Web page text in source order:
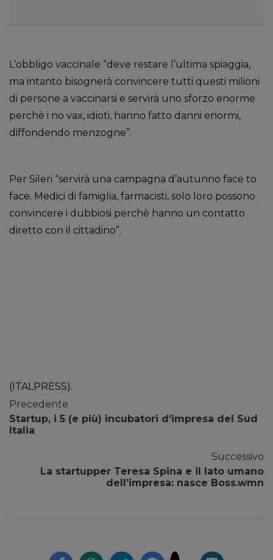
L’obbligo vaccinale “deve restare l’ultima spiaggia,
ma intanto bisognerà convincere tutti questi milioni
di persone a vaccinarsi e servirà uno sforzo enorme
perchè i no vax, idioti, hanno fatto danni enormi,
diffondendo menzogne”.
Per Sileri “servirà una campagna d’autunno face to
face. Medici di famiglia, farmacisti, solo loro possono
convincere i dubbiosi perchè hanno un contatto
diretto con il cittadino”.
(ITALPRESS).
Precedente
Startup, i 5 (e più) incubatori d’impresa del Sud
Italia
Successivo
La startupper Teresa Spina e il lato umano
dell’impresa: nasce Boss.wmn